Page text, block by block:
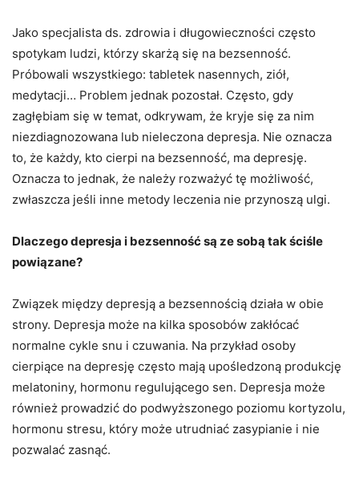
Jako specjalista ds. zdrowia i długowieczności często
spotykam ludzi, którzy skarżą się na bezsenność.
Próbowali wszystkiego: tabletek nasennych, ziół,
medytacji… Problem jednak pozostał. Często, gdy
zagłębiam się w temat, odkrywam, że kryje się za nim
niezdiagnozowana lub nieleczona depresja. Nie oznacza
to, że każdy, kto cierpi na bezsenność, ma depresję.
Oznacza to jednak, że należy rozważyć tę możliwość,
zwłaszcza jeśli inne metody leczenia nie przynoszą ulgi.
Dlaczego depresja i bezsenność są ze sobą tak ściśle
powiązane?
Związek między depresją a bezsennością działa w obie
strony. Depresja może na kilka sposobów zakłócać
normalne cykle snu i czuwania. Na przykład osoby
cierpiące na depresję często mają upośledzoną produkcję
melatoniny, hormonu regulującego sen. Depresja może
również prowadzić do podwyższonego poziomu kortyzolu,
hormonu stresu, który może utrudniać zasypianie i nie
pozwalać zasnąć.